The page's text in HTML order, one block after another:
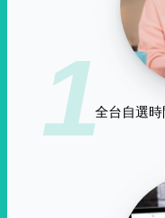
1全台自選